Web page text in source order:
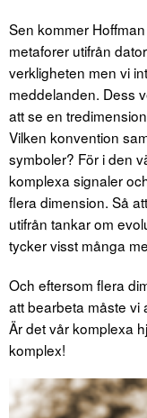
Sen kommer
metaforer utifrån
verkligheten men vi
meddelanden. Dess
att se en
Vilken konvention
symboler? För i den
komplexa signaler
flera dimension. Så
utifrån tankar om
tycker visst många
Och eftersom flera
att bearbeta måste vi
Är det vår komplexa
komplex!